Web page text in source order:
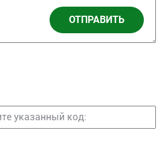
ОТПРАВИТЬ